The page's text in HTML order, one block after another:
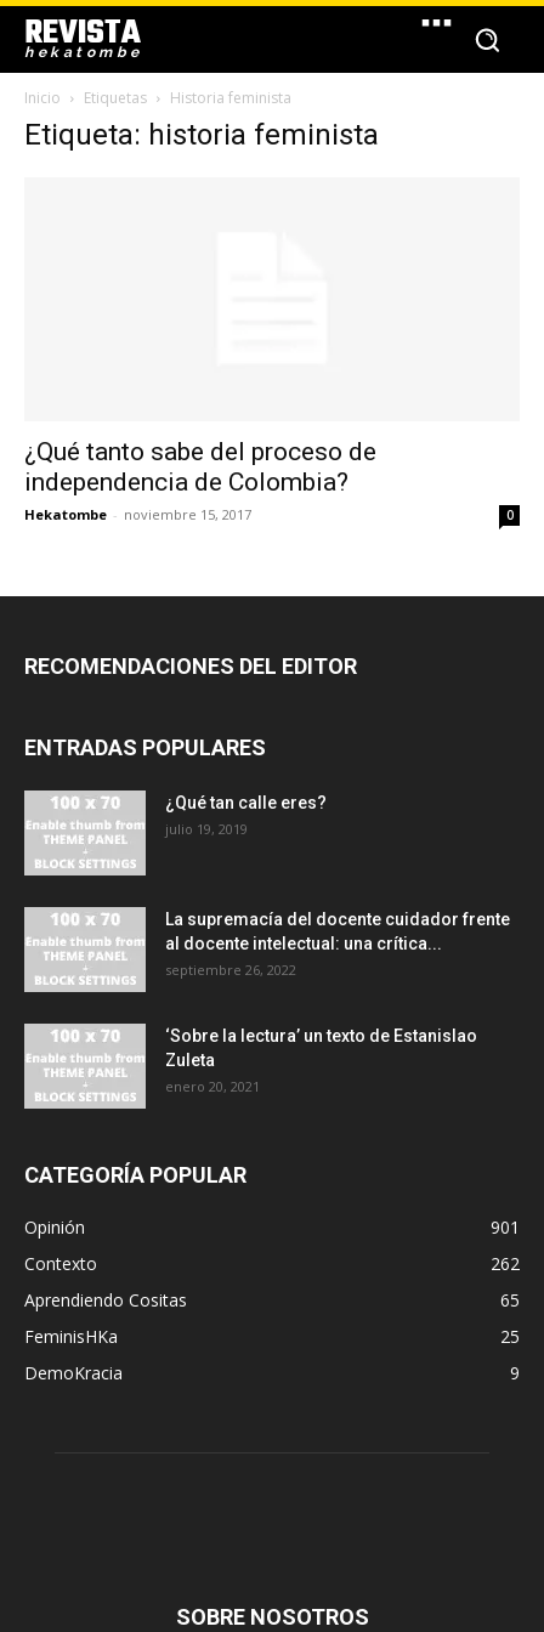
REVISTA
hekatombe
Inicio Etiquetas Historia feminista
Etiqueta: historia feminista
¿Qué tanto sabe del proceso de
independencia de Colombia?
Hekatombe - noviembre 15, 2017 0
RECOMENDACIONES DEL EDITOR
ENTRADAS POPULARES
¿Qué tan calle eres?
julio 19, 2019
La supremacía del docente cuidador frente
al docente intelectual: una crítica...
septiembre 26, 2022
‘Sobre la lectura’ un texto de Estanislao
Zuleta
enero 20, 2021
CATEGORÍA POPULAR
Opinión
901
Contexto
262
Aprendiendo Cositas
65
FeminisHKa
25
DemoKracia
9
SOBRE NOSOTROS